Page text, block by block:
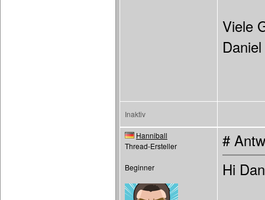
Viele
Daniel
Inaktiv
Hanniball
Thread-Ersteller
Beginner
#
Hi